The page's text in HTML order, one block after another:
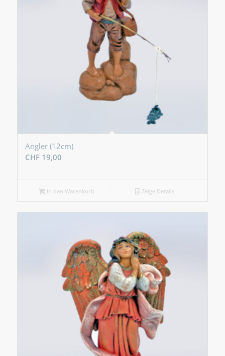
Angler (12cm)
CHF19,00
In den Warenkorb Zeige Details